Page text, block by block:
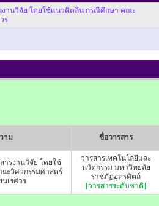
งานวิจัย โดยใช้แนวคิดลีน กรณีศึกษา คณะ
ร
าม ชื่อวารสาร
ารงานวิจัย โดยใช้
ะวิศวกรรมศาสตร์
เรศวร
วารสารเทคโนโลยีและ
นวัตกรรม มหาวิทยลัย
ราชภัฏอุตรดิตถ์
[วารสารระดับชาติ]